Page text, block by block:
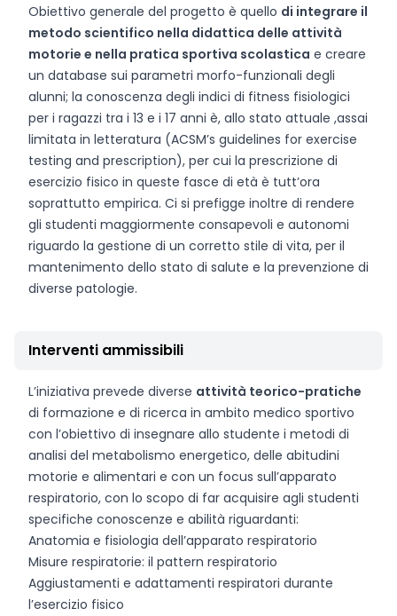
Obiettivo generale del progetto è quello di integrare il
metodo scientifico nella didattica delle attività
motorie e nella pratica sportiva scolastica e creare
un database sui parametri morfo-funzionali degli
alunni; la conoscenza degli indici di fitness fisiologici
per i ragazzi tra i 13 e i 17 anni è, allo stato attuale ,assai
limitata in letteratura (ACSM’s guidelines for exercise
testing and prescription), per cui la prescrizione di
esercizio fisico in queste fasce di età è tutt’ora
soprattutto empirica. Ci si prefigge inoltre di rendere
gli studenti maggiormente consapevoli e autonomi
riguardo la gestione di un corretto stile di vita, per il
mantenimento dello stato di salute e la prevenzione di
diverse patologie.
Interventi ammissibili
L’iniziativa prevede diverse attività teorico-pratiche
di formazione e di ricerca in ambito medico sportivo
con l’obiettivo di insegnare allo studente i metodi di
analisi del metabolismo energetico, delle abitudini
motorie e alimentari e con un focus sull’apparato
respiratorio, con lo scopo di far acquisire agli studenti
specifiche conoscenze e abilità riguardanti:
Anatomia e fisiologia dell’apparato respiratorio
Misure respiratorie: il pattern respiratorio
Aggiustamenti e adattamenti respiratori durante
l’esercizio fisico